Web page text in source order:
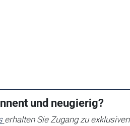
und neugierig?
erhalten Sie Zugang zu exklusiven